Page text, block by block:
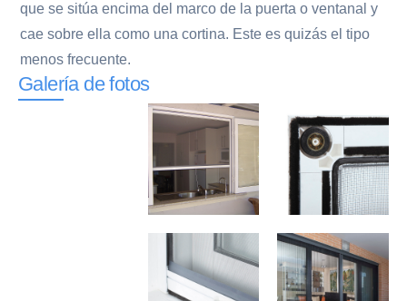
que se sitúa encima del marco de la puerta o ventanal y
cae sobre ella como una cortina. Este es quizás el tipo
menos frecuente.
Galería de fotos